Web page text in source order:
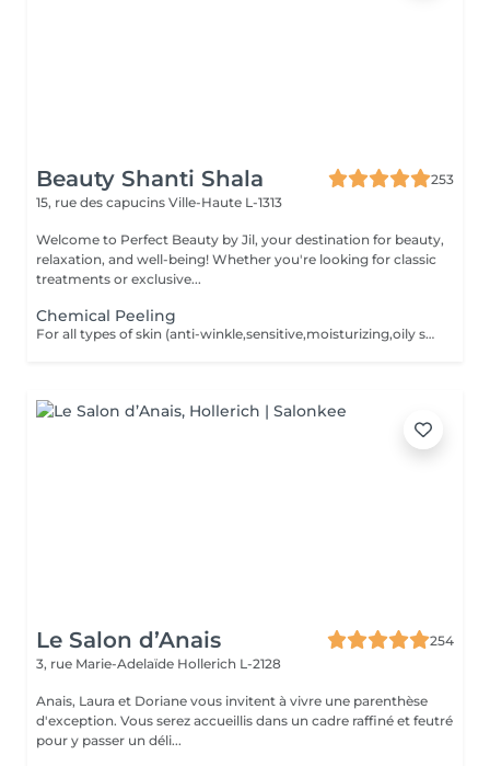
Beauty Shanti Shala
253
15, rue des capucins Ville-Haute L-1313
Welcome to Perfect Beauty by Jil, your destination for beauty,
relaxation, and well-being! Whether you're looking for classic
treatments or exclusive...
Chemical Peeling
For all types of skin (anti-winkle,sensitive,moisturizing,oily skin,rosacea,mixed,dry,scars) no extraction,no waxing and 2weeks after the facial no sun conact. For a better result you can book a cure of 4 treatments, one peeling every 2 weeks. direct payement -> 390 instead of 440,20 ,including 2 creams for home care.
Le Salon d’Anais
254
3, rue Marie-Adelaïde Hollerich L-2128
Anais, Laura et Doriane vous invitent à vivre une parenthèse
d'exception. Vous serez accueillis dans un cadre raffiné et feutré
pour y passer un déli...